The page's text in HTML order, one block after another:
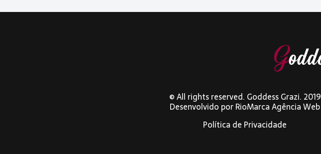
© All rights reserved. Goddess Grazi. 2019
Desenvolvido porRioMarca Agência Web
Política de Privacidade